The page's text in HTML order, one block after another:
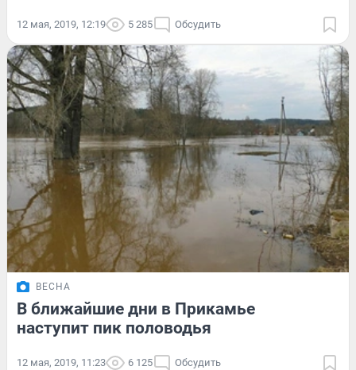
12 мая, 2019, 12:19 5 285 Обсудить
ВЕСНА
В ближайшие дни в Прикамье
наступит пик половодья
12 мая, 2019, 11:23 6 125 Обсудить